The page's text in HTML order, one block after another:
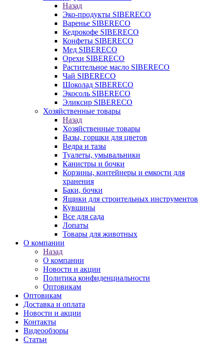
Назад
Эко-продукты SIBERECO
Варенье SIBERECO
Кедрокофе SIBERECO
Конфеты SIBERECO
Мед SIBERECO
Орехи SIBERECO
Растительное масло SIBERECO
Чай SIBERECO
Шоколад SIBERECO
Экосоль SIBERECO
Эликсир SIBERECO
Хозяйственные товары
Назад
Хозяйственные товары
Вазы, горшки для цветов
Ведра и тазы
Туалеты, умывальники
Канистры и бочки
Корзины, контейнеры и емкости для
хранения
Баки, бочки
Ящики для строительных инструментов
Кувшины
Все для сада
Лопаты
Товары для животных
О компании
Назад
О компании
Новости и акции
Политика конфиденциальности
Оптовикам
Оптовикам
Доставка и оплата
Новости и акции
Контакты
Видеообзоры
Статьи